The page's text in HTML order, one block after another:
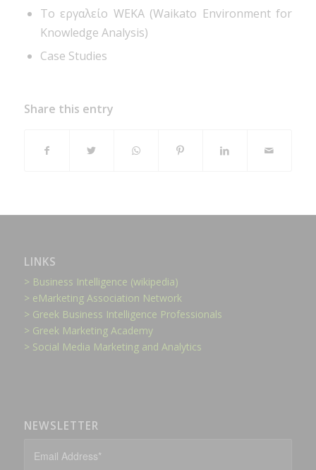
Το εργαλείο WEKA (Waikato Environment for
Knowledge Analysis)
Case Studies
Share this entry
LINKS
> Business Intelligence (wikipedia)
> eMarketing Association Network
> Greek Business Intelligence Professionals
> Greek Marketing Academy
> Social Media Marketing and Analytics
NEWSLETTER